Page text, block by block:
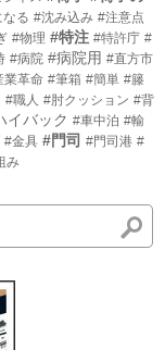
る #沈み込み #注意点
#物理 #特注 #特許庁 #
#病院 #病院用 #直方市
業革命 #筆箱 #簡単 #籐
#職人 #肘クッション #背
イバック #車中泊 #輸
#金具 #門司 #門司港 #
み